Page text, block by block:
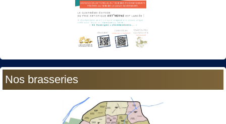
Nos brasseries